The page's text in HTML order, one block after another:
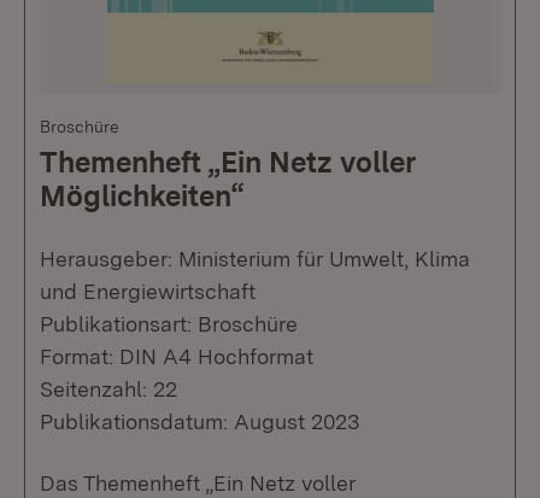
Broschüre
Themenheft „Ein Netz voller
Möglichkeiten“
Herausgeber: Ministerium für Umwelt, Klima
und Energiewirtschaft
Publikationsart: Broschüre
Format: DIN A4 Hochformat
Seitenzahl: 22
Publikationsdatum: August 2023
Das Themenheft „Ein Netz voller